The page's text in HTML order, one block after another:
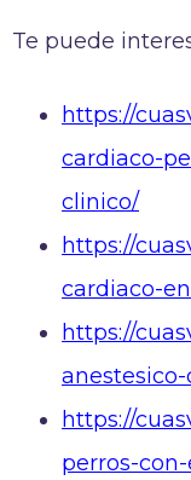
Te puede
https://
cardiaco-
clinico/
https://
cardiaco-
https://
https://
perros-